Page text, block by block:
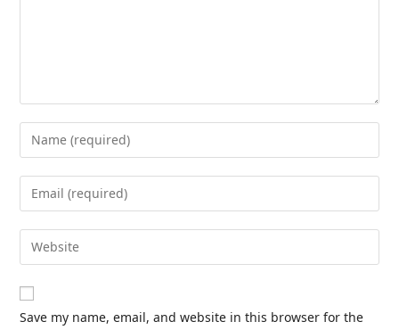
Save my name, email, and website in this browser for the